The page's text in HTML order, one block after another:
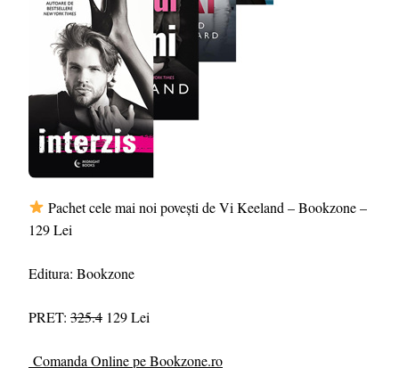
Pachet cele mai noi povești de Vi Keeland – Bookzone –
129 Lei
Editura: Bookzone
PRET: 325.4 129 Lei
Comanda Online pe Bookzone.ro